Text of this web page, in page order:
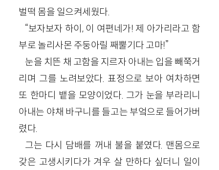
벌떡 몸을 일으켜세웠다.
“보자보자 하이, 이 여편네가! 제 아가리라고 함
부로 놀리사몬 주둥아릴 째뿔기다 고마!”
눈을 치뜬 채 고함을 지르자 아내는 입을 빼쭉거
리며 그를 노려보았다. 표정으로 보아 여차하면
또 한마디 뱉을 모양이었다. 그가 눈을 부라리니
아내는 야채 바구니를 들고는 부엌으로 들어가버
렸다.
그는 다시 담배를 꺼내 불을 붙였다. 맨몸으로
갖은 고생시키다가 겨우 살 만하다 싶더니 일이